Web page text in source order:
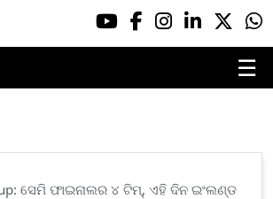
☰
ସେମି ଫାଇନାଲର ୪ ଟିମ୍, ଏହି ଦିନ ଇଂଲଣ୍ଡ